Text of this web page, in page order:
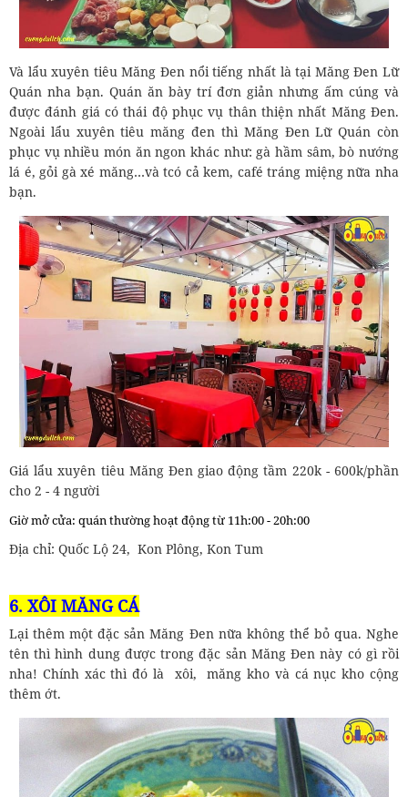
Và lẩu xuyên tiêu Măng Đen nổi tiếng nhất là tại Măng Đen Lữ
Quán nha bạn. Quán ăn bày trí đơn giản nhưng ấm cúng và
được đánh giá có thái độ phục vụ thân thiện nhất Măng Đen.
Ngoài lẩu xuyên tiêu măng đen thì Măng Đen Lữ Quán còn
phục vụ nhiều món ăn ngon khác như: gà hầm sâm, bò nướng
lá é, gỏi gà xé măng…và tcó cả kem, café tráng miệng nữa nha
bạn.
Giá lẩu xuyên tiêu Măng Đen giao động tầm 220k - 600k/phần
cho 2 - 4 người
Giờ mở cửa: quán thường hoạt động từ 11h:00 - 20h:00
Địa chỉ: Quốc Lộ 24, Kon Plông, Kon Tum
6. XÔI MĂNG CÁ
Lại thêm một đặc sản Măng Đen nữa không thể bỏ qua. Nghe
tên thì hình dung được trong đặc sản Măng Đen này có gì rồi
nha! Chính xác thì đó là xôi, măng kho và cá nục kho cộng
thêm ớt.